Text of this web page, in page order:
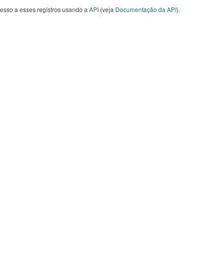
a esses registros usando a API (veja Documentação da API).